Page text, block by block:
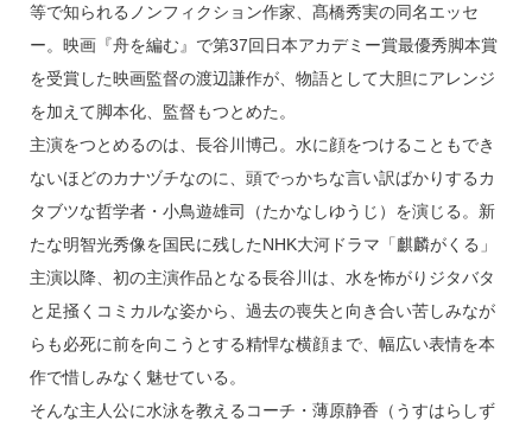
等で知られるノンフィクション作家、髙橋秀実の同名エッセ
ー。映画『舟を編む』で第37回日本アカデミー賞最優秀脚本賞
を受賞した映画監督の渡辺謙作が、物語として大胆にアレンジ
を加えて脚本化、監督もつとめた。
主演をつとめるのは、長谷川博己。水に顔をつけることもでき
ないほどのカナヅチなのに、頭でっかちな言い訳ばかりするカ
タブツな哲学者・小鳥遊雄司（たかなしゆうじ）を演じる。新
たな明智光秀像を国民に残したNHK大河ドラマ「麒麟がくる」
主演以降、初の主演作品となる長谷川は、水を怖がりジタバタ
と足掻くコミカルな姿から、過去の喪失と向き合い苦しみなが
らも必死に前を向こうとする精悍な横顔まで、幅広い表情を本
作で惜しみなく魅せている。
そんな主人公に水泳を教えるコーチ・薄原静香（うすはらしず